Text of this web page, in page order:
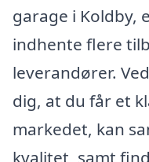
garage i Koldby,
indhente flere
leverandører.
dig, at du får et
markedet, kan
kvalitet, samt